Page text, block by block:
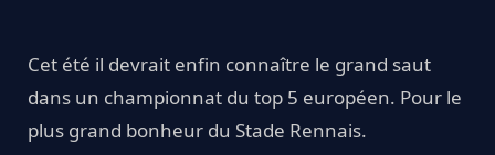
Cet été il devrait enfin connaître le grand saut
dans un championnat du top 5 européen. Pour le
plus grand bonheur du Stade Rennais.